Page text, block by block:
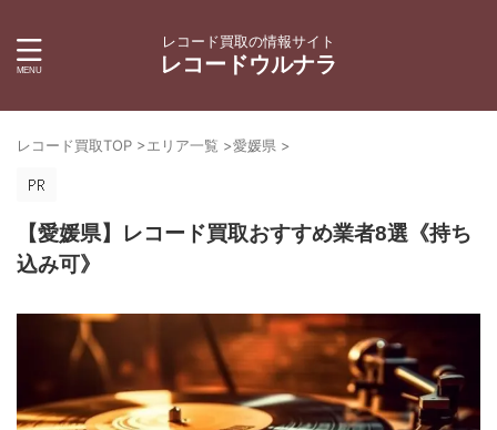
レコード買取の情報サイト
レコードウルナラ
レコード買取TOP >エリア一覧 >愛媛県 >
【愛媛県】レコード買取おすすめ業者8選《持ち
込み可》